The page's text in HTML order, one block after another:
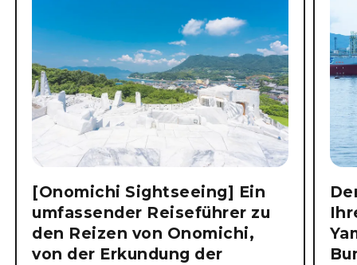
[Onomichi Sightseeing] Ein
umfassender Reiseführer zu
den Reizen von Onomichi,
von der Erkundung der